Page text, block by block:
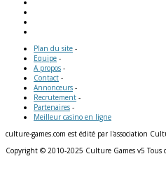
Plan du site -
Equipe -
A propos -
Contact -
Annonceurs -
Recrutement -
Partenaires -
Meilleur casino en ligne
culture-games.com est édité par l'association
Copyright © 2010-2025 Culture Games v5 Tous